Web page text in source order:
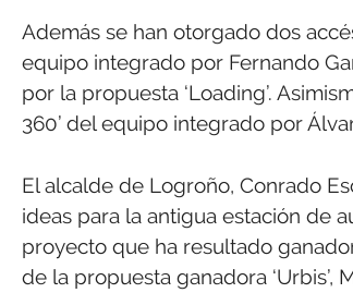
Además se han otorgado dos
equipo integrado por Fernando
por la propuesta ‘Loading’.
360’ del equipo integrado por
El alcalde de Logroño, Conrado
ideas para la antigua estación de
proyecto que ha resultado
de la propuesta ganadora ‘Urbis’,